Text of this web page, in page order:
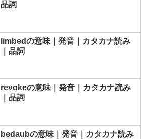
品詞
limbedの意味｜発音｜カタカナ読み
｜品詞
revokeの意味｜発音｜カタカナ読み
｜品詞
bedaubの意味｜発音｜カタカナ読み